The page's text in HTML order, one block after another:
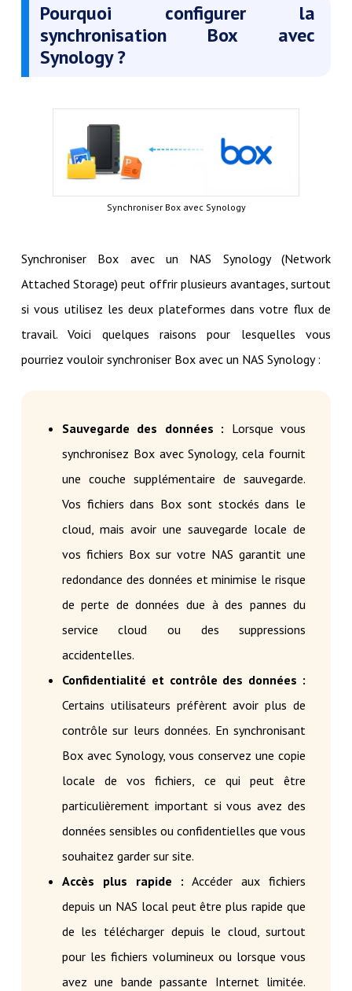
Pourquoi configurer la
synchronisation Box avec
Synology ?
Synchroniser Box avec Synology
Synchroniser Box avec un NAS Synology (Network
Attached Storage) peut offrir plusieurs avantages, surtout
si vous utilisez les deux plateformes dans votre flux de
travail. Voici quelques raisons pour lesquelles vous
pourriez vouloir synchroniser Box avec un NAS Synology :
Sauvegarde des données : Lorsque vous
synchronisez Box avec Synology, cela fournit
une couche supplémentaire de sauvegarde.
Vos fichiers dans Box sont stockés dans le
cloud, mais avoir une sauvegarde locale de
vos fichiers Box sur votre NAS garantit une
redondance des données et minimise le risque
de perte de données due à des pannes du
service cloud ou des suppressions
accidentelles.
Confidentialité et contrôle des données :
Certains utilisateurs préfèrent avoir plus de
contrôle sur leurs données. En synchronisant
Box avec Synology, vous conservez une copie
locale de vos fichiers, ce qui peut être
particulièrement important si vous avez des
données sensibles ou confidentielles que vous
souhaitez garder sur site.
Accès plus rapide : Accéder aux fichiers
depuis un NAS local peut être plus rapide que
de les télécharger depuis le cloud, surtout
pour les fichiers volumineux ou lorsque vous
avez une bande passante Internet limitée.